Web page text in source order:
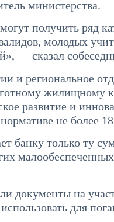
министерства.
получить ряд
молодых
— сказал
и региональное
жилищному
развитие и
не более
банку только ту
документы на
для